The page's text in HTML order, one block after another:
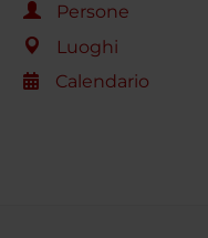
Persone
Luoghi
Calendario